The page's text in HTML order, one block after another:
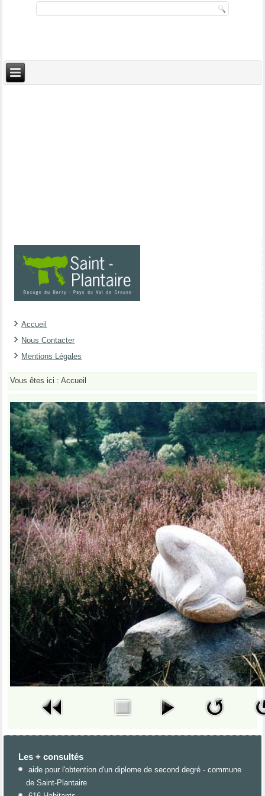
Accueil
Nous Contacter
Mentions Légales
Vous êtes ici :Accueil
Les + consultés
aide pour l'obtention d'un diplome de second degré - commune
de Saint-Plantaire